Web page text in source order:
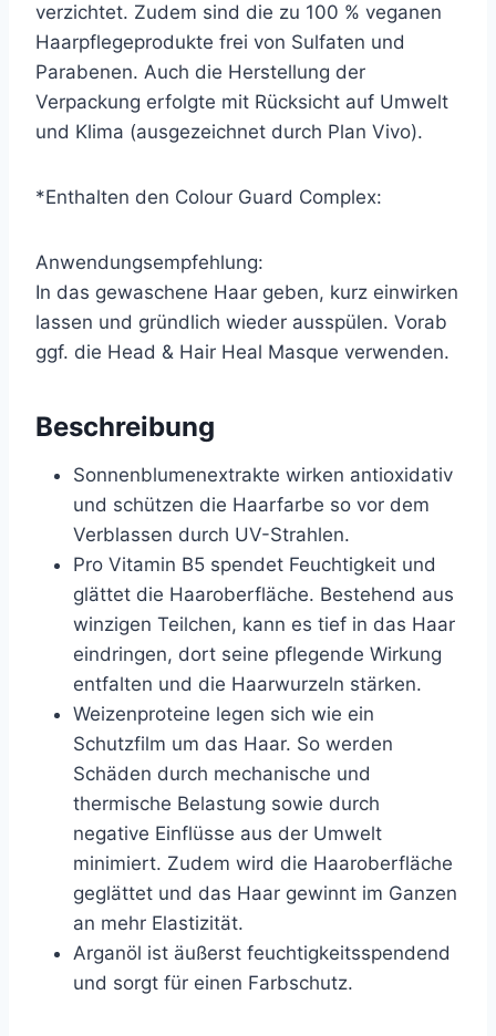
verzichtet. Zudem sind die zu 100 % veganen
Haarpflegeprodukte frei von Sulfaten und
Parabenen. Auch die Herstellung der
Verpackung erfolgte mit Rücksicht auf Umwelt
und Klima (ausgezeichnet durch Plan Vivo).
*Enthalten den Colour Guard Complex:
Anwendungsempfehlung:
In das gewaschene Haar geben, kurz einwirken
lassen und gründlich wieder ausspülen. Vorab
ggf. die Head & Hair Heal Masque verwenden.
Beschreibung
Sonnenblumenextrakte wirken antioxidativ
und schützen die Haarfarbe so vor dem
Verblassen durch UV-Strahlen.
Pro Vitamin B5 spendet Feuchtigkeit und
glättet die Haaroberfläche. Bestehend aus
winzigen Teilchen, kann es tief in das Haar
eindringen, dort seine pflegende Wirkung
entfalten und die Haarwurzeln stärken.
Weizenproteine legen sich wie ein
Schutzfilm um das Haar. So werden
Schäden durch mechanische und
thermische Belastung sowie durch
negative Einflüsse aus der Umwelt
minimiert. Zudem wird die Haaroberfläche
geglättet und das Haar gewinnt im Ganzen
an mehr Elastizität.
Arganöl ist äußerst feuchtigkeitsspendend
und sorgt für einen Farbschutz.